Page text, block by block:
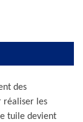
des
réaliser les
tuile devient